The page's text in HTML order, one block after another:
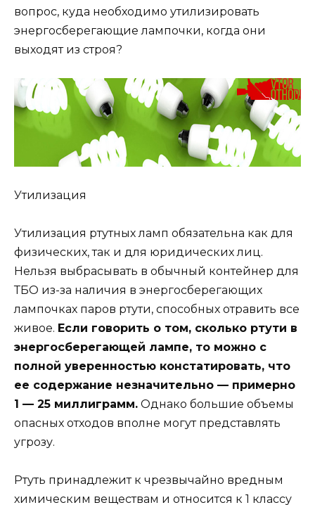
вопрос, куда необходимо утилизировать
энергосберегающие лампочки, когда они
выходят из строя?
Утилизация
Утилизация ртутных ламп обязательна как для
физических, так и для юридических лиц.
Нельзя выбрасывать в обычный контейнер для
ТБО из-за наличия в энергосберегающих
лампочках паров ртути, способных отравить все
живое. Если говорить о том, сколько ртути в
энергосберегающей лампе, то можно с
полной уверенностью констатировать, что
ее содержание незначительно — примерно
1 — 25 миллиграмм. Однако большие объемы
опасных отходов вполне могут представлять
угрозу.
Ртуть принадлежит к чрезвычайно вредным
химическим веществам и относится к 1 классу